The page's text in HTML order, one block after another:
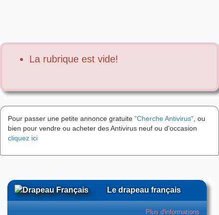
La rubrique est vide!
Pour passer une petite annonce gratuite "Cherche Antivirus" , ou
bien pour vendre ou acheter des Antivirus neuf ou d'occasion
cliquez ici
Le drapeau français
Plus d'informations